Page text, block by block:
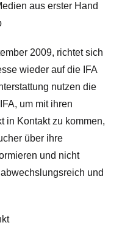
aus erster Hand
2009, richtet sich
wieder auf die IFA
nutzen die
um mit ihren
in Kontakt zu kommen,
über ihre
und nicht
und